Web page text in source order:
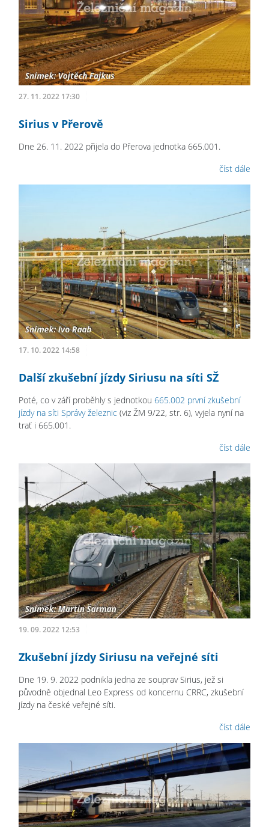
27. 11. 2022 17:30
Sirius v Přerově
Dne 26. 11. 2022 přijela do Přerova jednotka 665.001.
číst dále
17. 10. 2022 14:58
Další zkušební jízdy Siriusu na síti SŽ
Poté, co v září proběhly s jednotkou 665.002 první zkušební
jízdy na síti Správy železnic (viz ŽM 9/22, str. 6), vyjela nyní na
trať i 665.001.
číst dále
19. 09. 2022 12:53
Zkušební jízdy Siriusu na veřejné síti
Dne 19. 9. 2022 podnikla jedna ze souprav Sirius, jež si
původně objednal Leo Express od koncernu CRRC, zkušební
jízdy na české veřejné síti.
číst dále